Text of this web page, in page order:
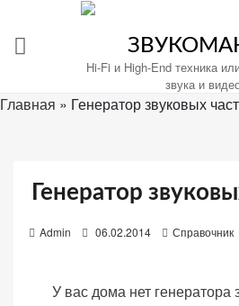
содержимому
Hi-Fi и High-End техника
звука и
Главная » Генератор звуковых
Генератор
Admin
t
06.02.2014 Справочник
У вас дома нет генератора
cookie
Звукомания.